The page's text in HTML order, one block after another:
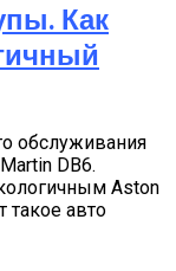
Как
обслуживания
DB6.
Aston
такое авто